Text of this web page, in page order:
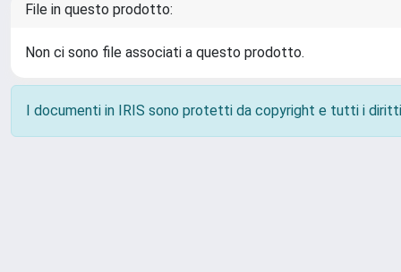
File in questo prodotto:
Non ci sono file associati a questo prodotto.
I documenti in IRIS sono protetti da copyright e tutti i